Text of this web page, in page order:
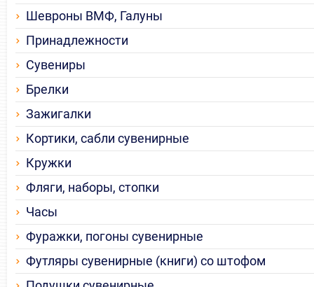
Шевроны ВМФ, Галуны
Принадлежности
Сувениры
Брелки
Зажигалки
Кортики, сабли сувенирные
Кружки
Фляги, наборы, стопки
Часы
Фуражки, погоны сувенирные
Футляры сувенирные (книги) со штофом